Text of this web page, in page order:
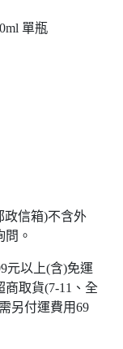
單瓶
政信箱)不含外
。
元以上(含)免運
商取貨(7-11、全
另付運費用69